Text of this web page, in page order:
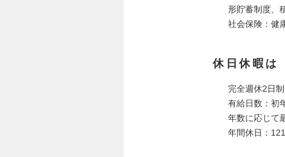
形貯蓄制度、
社会保険：健
休日休暇は
完全週休2日
有給日数：初
年数に応じて
年間休日：